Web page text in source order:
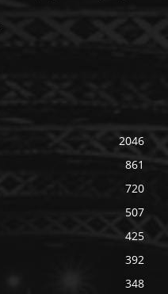
2046
861
720
507
425
392
348